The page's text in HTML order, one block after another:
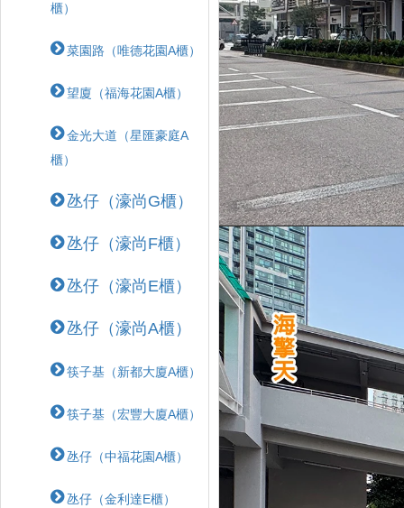
櫃）
菜園路（唯德花園A櫃）
望廈（福海花園A櫃）
金光大道（星匯豪庭A
櫃）
氹仔（濠尚G櫃）
氹仔（濠尚F櫃）
氹仔（濠尚E櫃）
氹仔（濠尚A櫃）
筷子基（新都大廈A櫃）
筷子基（宏豐大廈A櫃）
氹仔（中福花園A櫃）
氹仔（金利達E櫃）